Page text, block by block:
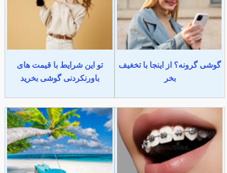
گوشی گرونه؟ از اینجا با تخغیف
بخر
تو این شرایط با قیمت های
باورنکردنی گوشی بخرید